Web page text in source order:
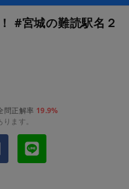
#宮城の難読駅名２
問正解率 19.9%
ます。